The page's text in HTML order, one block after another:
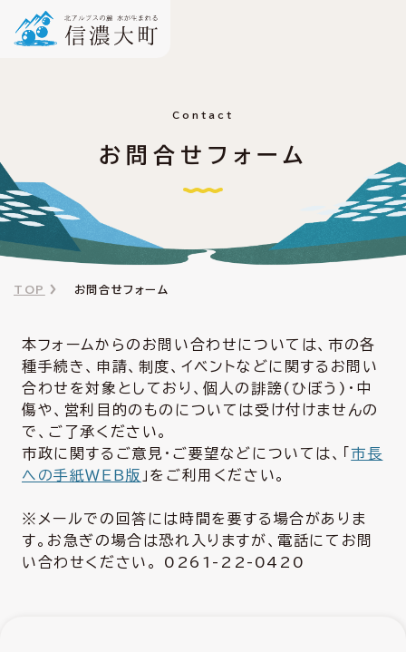
Contact
お問合せフォーム
TOP お問合せフォーム
本フォームからのお問い合わせについては、市の各
種手続き、申請、制度、イベントなどに関するお問い
合わせを対象としており、個人の誹謗(ひぼう)・中
傷や、営利目的のものについては受け付けませんの
で、ご了承ください。
市政に関するご意見・ご要望などについては、「市長
への手紙ＷＥＢ版 」をご利用ください。
※メールでの回答には時間を要する場合がありま
す。お急ぎの場合は恐れ入りますが、電話にてお問
い合わせください。 0261-22-0420